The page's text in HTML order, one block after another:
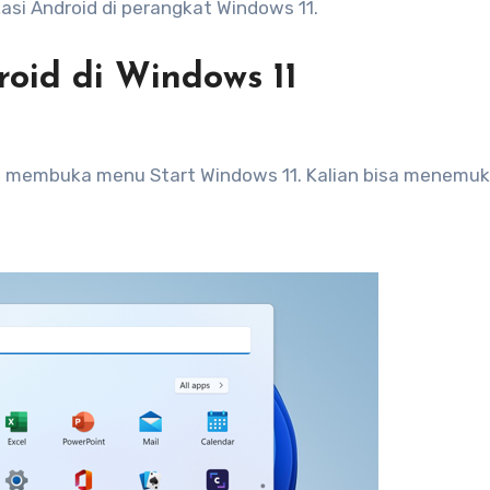
Android di perangkat Windows 11.
di Windows 11
menu Start Windows 11. Kalian bisa